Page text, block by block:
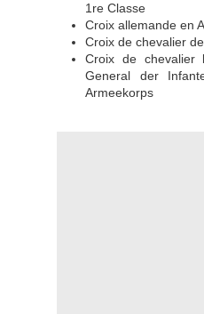
1re Classe
Croix allemande en
Croix de chevalier
Croix de
General der
Armeekorps